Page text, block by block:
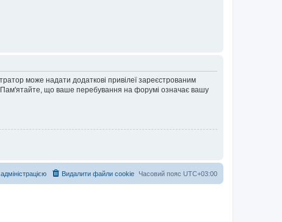
може надати додаткові привілеї зареєстрованим
Пам'ятайте, що ваше перебування на форумі означає вашу
Часовий пояс UTC+03:00
Видалити файли cookie